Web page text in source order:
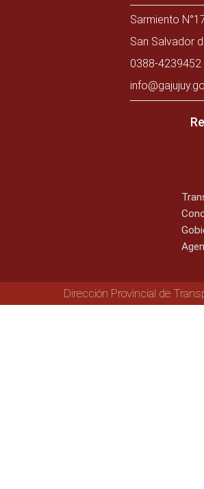
Sarmiento
San Salvador
0388-
Dirección Provincial de